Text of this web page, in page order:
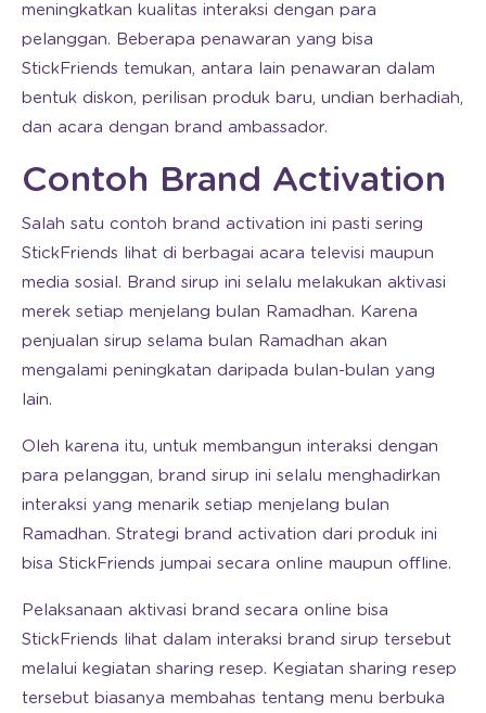
meningkatkan kualitas interaksi dengan para
pelanggan. Beberapa penawaran yang bisa
StickFriends temukan, antara lain penawaran dalam
bentuk diskon, perilisan produk baru, undian berhadiah,
dan acara dengan brand ambassador.
Contoh Brand Activation
Salah satu contoh brand activation ini pasti sering
StickFriends lihat di berbagai acara televisi maupun
media sosial. Brand sirup ini selalu melakukan aktivasi
merek setiap menjelang bulan Ramadhan. Karena
penjualan sirup selama bulan Ramadhan akan
mengalami peningkatan daripada bulan-bulan yang
lain.
Oleh karena itu, untuk membangun interaksi dengan
para pelanggan, brand sirup ini selalu menghadirkan
interaksi yang menarik setiap menjelang bulan
Ramadhan. Strategi brand activation dari produk ini
bisa StickFriends jumpai secara online maupun offline.
Pelaksanaan aktivasi brand secara online bisa
StickFriends lihat dalam interaksi brand sirup tersebut
melalui kegiatan sharing resep. Kegiatan sharing resep
tersebut biasanya membahas tentang menu berbuka